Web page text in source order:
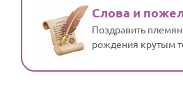
Слова и
Поздравить
рождения крутым